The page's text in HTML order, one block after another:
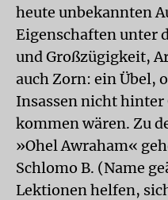
heute unbekannten
Eigenschaften unter
und Großzügigkeit,
auch Zorn: ein Übel,
Insassen nicht
kommen wären. Zu
»Ohel Awraham«
Schlomo B. (Name
Lektionen helfen,